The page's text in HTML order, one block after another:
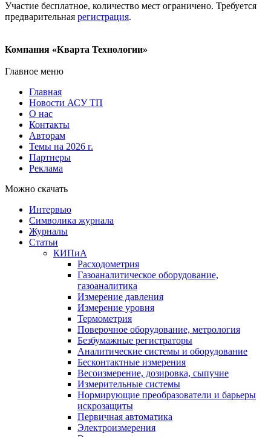
Участие бесплатное, количество мест ограничено. Требуется
предварительная регистрация.
Компания «Кварта Технологии»
Главное меню
Главная
Новости АСУ ТП
О нас
Контакты
Авторам
Темы на 2026 г.
Партнеры
Реклама
Можно скачать
Интервью
Символика журнала
Журналы
Статьи
КИПиА
Расходометрия
Газоаналитическое оборудование,
газоаналитика
Измерение давления
Измерение уровня
Термометрия
Поверочное оборудование, метрология
Безбумажные регистраторы
Аналитические системы и оборудование
Бесконтактные измерения
Весоизмерение, дозировка, сыпучие
Измерительные системы
Нормирующие преобразователи и барьеры
искрозащиты
Первичная автоматика
Электроизмерения